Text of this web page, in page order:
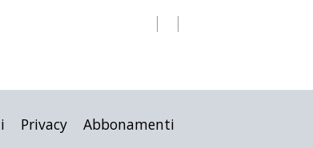
Privacy Abbonamenti